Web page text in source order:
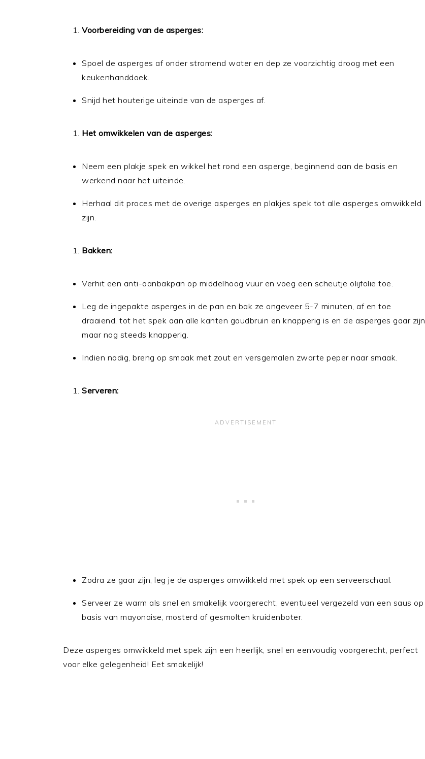
Voorbereiding van de asperges:
Spoel de asperges af onder stromend water en dep ze voorzichtig droog met een
keukenhanddoek.
Snijd het houterige uiteinde van de asperges af.
Het omwikkelen van de asperges:
Neem een plakje spek en wikkel het rond een asperge, beginnend aan de basis en
werkend naar het uiteinde.
Herhaal dit proces met de overige asperges en plakjes spek tot alle asperges omwikkeld
zijn.
Bakken:
Verhit een anti-aanbakpan op middelhoog vuur en voeg een scheutje olijfolie toe.
Leg de ingepakte asperges in de pan en bak ze ongeveer 5-7 minuten, af en toe
draaiend, tot het spek aan alle kanten goudbruin en knapperig is en de asperges gaar zijn
maar nog steeds knapperig.
Indien nodig, breng op smaak met zout en versgemalen zwarte peper naar smaak.
Serveren:
Zodra ze gaar zijn, leg je de asperges omwikkeld met spek op een serveerschaal.
Serveer ze warm als snel en smakelijk voorgerecht, eventueel vergezeld van een saus op
basis van mayonaise, mosterd of gesmolten kruidenboter.
Deze asperges omwikkeld met spek zijn een heerlijk, snel en eenvoudig voorgerecht, perfect
voor elke gelegenheid! Eet smakelijk!